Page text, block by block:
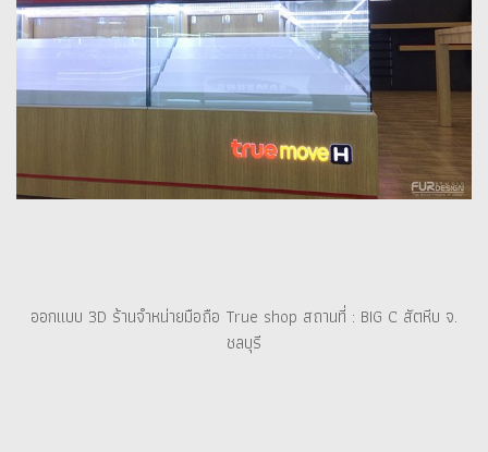
ออกแบบ 3D ร้านจำหน่ายมือถือ True shop สถานที่ : BIG C สัตหีบ จ.
ชลบุรี